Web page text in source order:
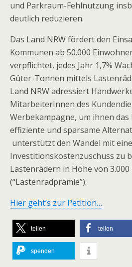
und Parkraum-Fehlnutzung
deutlich reduzieren.
Das Land NRW fördert den
Kommunen ab 50.000
verpflichtet, jedes Jahr 1,7%
Güter-Tonnen mittels
Land NRW adressiert
MitarbeiterInnen des
Werbekampagne, um ihnen das
effiziente und sparsame
unterstützt den Wandel mit
Investitionskostenzuschuss zu
Lastenrädern in Höhe von 3.000
(“Lastenradprämie”).
Hier geht’s zur Petition…
teilen teilen
spenden